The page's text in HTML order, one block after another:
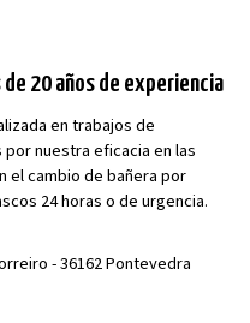
20 años de experiencia
en trabajos de
nuestra eficacia en las
el cambio de bañera por
24 horas o de urgencia.
- 36162 Pontevedra